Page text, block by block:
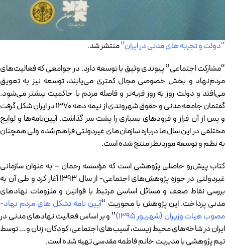
“دولت و تجربه های مدنی در ایران”منتشر شد.
“مشارکت اجتماعی” پیوندی وثیق با توسعه دارد. در جوامعی که فعالیت‌های
مردم‌نهاد و بخش خصوصی مجال کمتری می‌یابند، توسعه نیز به تعویق
می‌افتد و دولت روز به روز فربه‌تر و فاصله مردم با حاکمیت بیشتر می‌شود.
گفتمان جامعه مدنی و حقوق شهروندی از نیمه دهه 1370 در ایران شکل گرفت
و پس از آن فراز و فرودهای بسیاری را پشت سر گذاشت. آیین‌نامه‌ها و لوایح
مختلفی در این سال‌ها درباره سازمان‌های غیردولتی فراهم شده ولی همچنان
به نظم و توسعه موردنظر منتج شده است.
کتاب پیش‌رو حاصلی پژوهشی است که مؤسسه رحمان – به عنوان سازمانی
غیردولتی در حوزه پژوهش‌های اجتماعی- از سال 1393 آغاز کرد و طی آن به
بررسی نقاط ضعف و مسائل اساسی مرتبط با قوانین و ملزومات نهادهای
مدنی پرداخت. این پژوهش با محوریت “آیین نامه تشکل های مردم نهاد-
مصوب هیات وزیران (شهریور 1395)
” و بر اساس فعالیت نهادهای مدنی در
ایران در شاخه‌های محیط زیست، آسیب‌های اجتماعی، کودکان، زنان و … توسط
تیم پژوهشی با مدیریت خانم فاطمه مقدسی تهیه شده است.